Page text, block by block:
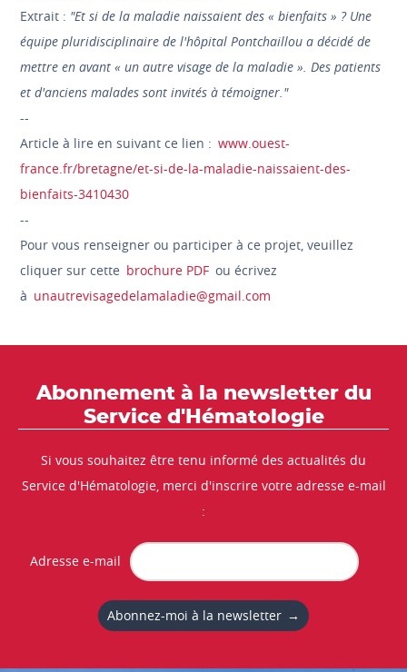
Extrait : "Et si de la maladie naissaient des « bienfaits » ? Une
équipe pluridisciplinaire de l'hôpital Pontchaillou a décidé de
mettre en avant « un autre visage de la maladie ». Des patients
et d'anciens malades sont invités à témoigner."
--
Article à lire en suivant ce lien : www.ouest-
france.fr/bretagne/et-si-de-la-maladie-naissaient-des-
bienfaits-3410430
--
Pour vous renseigner ou participer à ce projet, veuillez
cliquer sur cette brochure PDF ou écrivez
à unautrevisagedelamaladie@gmail.com
Abonnement à la newsletter du
Service d'Hématologie
Si vous souhaitez être tenu informé des actualités du
Service d'Hématologie, merci d'inscrire votre adresse e-mail
:
Adresse e-mail
Abonnez-moi à la newsletter